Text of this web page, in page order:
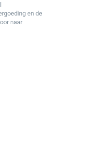
en de
naar